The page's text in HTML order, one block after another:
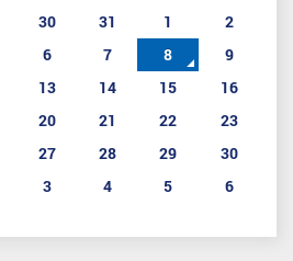
30 31 1
2
6 7 8
9
13 14 15
16
20 21 22
23
27 28 29
30
3 4 5 6